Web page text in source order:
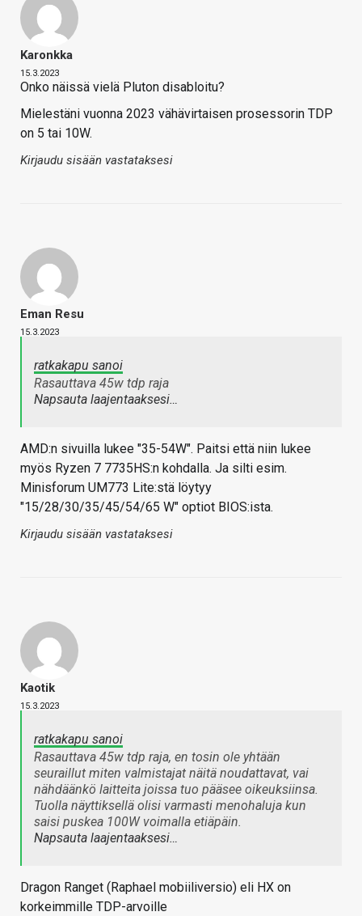
Karonkka
15.3.2023
Onko näissä vielä Pluton disabloitu?
Mielestäni vuonna 2023 vähävirtaisen prosessorin TDP
on 5 tai 10W.
Kirjaudu sisään vastataksesi
Eman Resu
15.3.2023
ratkakapu sanoi
Rasauttava 45w tdp raja
Napsauta laajentaaksesi…
AMD:n sivuilla lukee "35-54W". Paitsi että niin lukee
myös Ryzen 7 7735HS:n kohdalla. Ja silti esim.
Minisforum UM773 Lite:stä löytyy
"15/28/30/35/45/54/65 W" optiot BIOS:ista.
Kirjaudu sisään vastataksesi
Kaotik
15.3.2023
ratkakapu sanoi
Rasauttava 45w tdp raja, en tosin ole yhtään
seuraillut miten valmistajat näitä noudattavat, vai
nähdäänkö laitteita joissa tuo pääsee oikeuksiinsa.
Tuolla näyttiksellä olisi varmasti menohaluja kun
saisi puskea 100W voimalla etiäpäin.
Napsauta laajentaaksesi…
Dragon Ranget (Raphael mobiiliversio) eli HX on
korkeimmille TDP-arvoille